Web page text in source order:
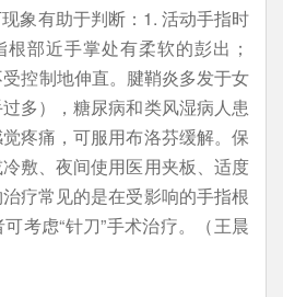
象有助于判断：1. 活动手指时
部近手掌处有柔软的彭出；
控制地伸直。腱鞘炎多发于女
多），糖尿病和类风湿病人患
疼痛，可服用布洛芬缓解。保
敷、夜间使用医用夹板、适度
疗常见的是在受影响的手指根
考虑“针刀”手术治疗。（王晨